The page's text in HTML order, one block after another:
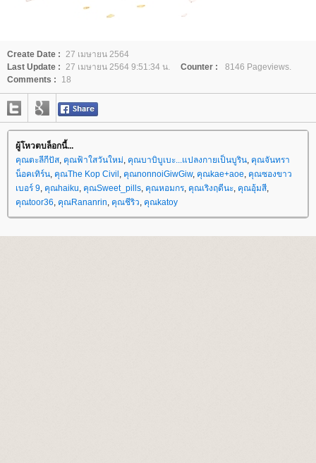
Create Date : 27 เมษายน 2564
Last Update : 27 เมษายน 2564 9:51:34 น. Counter :
8146 Pageviews.
Comments :
18
ผู้โหวตบล็อกนี้...
คุณตะลีกีปัส, คุณฟ้าใสวันใหม่, คุณบาบิบูเบะ...แปลงกายเป็นบูริน, คุณจันทรา
น็อคเทิร์น, คุณThe Kop Civil , คุณnonnoiGiwGiw, คุณkae+aoe, คุณซองขาว
เบอร์ 9, คุณhaiku, คุณSweet_pills, คุณหอมกร, คุณเริงฤดีนะ, คุณอุ้มสี,
คุณtoor36, คุณRananrin, คุณชีริว, คุณkatoy